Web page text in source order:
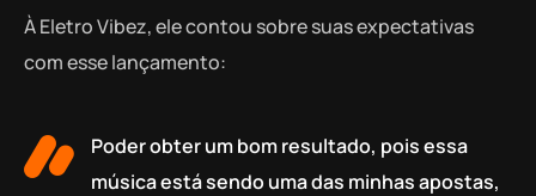
À Eletro Vibez, ele contou sobre suas expectativas
com esse lançamento:
Poder obter um bom resultado, pois essa
música está sendo uma das minhas apostas,